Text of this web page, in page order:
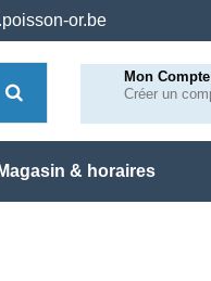
or.be
Mon Compte
Créer un
Magasin & horaires